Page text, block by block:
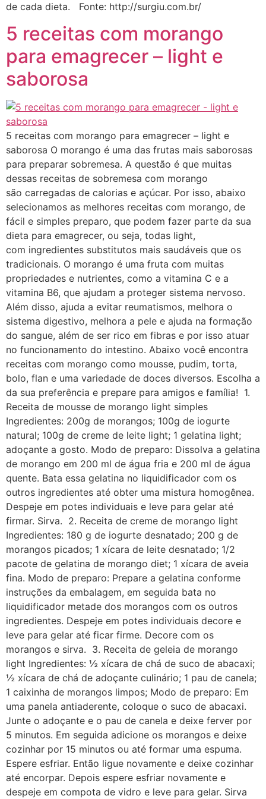
de cada dieta. Fonte: http://surgiu.com.br/
5 receitas com morango
para emagrecer – light e
saborosa
5 receitas com morango para emagrecer – light e
saborosa O morango é uma das frutas mais saborosas
para preparar sobremesa. A questão é que muitas
dessas receitas de sobremesa com morango
são carregadas de calorias e açúcar. Por isso, abaixo
selecionamos as melhores receitas com morango, de
fácil e simples preparo, que podem fazer parte da sua
dieta para emagrecer, ou seja, todas light,
com ingredientes substitutos mais saudáveis que os
tradicionais. O morango é uma fruta com muitas
propriedades e nutrientes, como a vitamina C e a
vitamina B6, que ajudam a proteger sistema nervoso.
Além disso, ajuda a evitar reumatismos, melhora o
sistema digestivo, melhora a pele e ajuda na formação
do sangue, além de ser rico em fibras e por isso atuar
no funcionamento do intestino. Abaixo você encontra
receitas com morango como mousse, pudim, torta,
bolo, flan e uma variedade de doces diversos. Escolha a
da sua preferência e prepare para amigos e família! 1.
Receita de mousse de morango light simples
Ingredientes: 200g de morangos; 100g de iogurte
natural; 100g de creme de leite light; 1 gelatina light;
adoçante a gosto. Modo de preparo: Dissolva a gelatina
de morango em 200 ml de água fria e 200 ml de água
quente. Bata essa gelatina no liquidificador com os
outros ingredientes até obter uma mistura homogênea.
Despeje em potes individuais e leve para gelar até
firmar. Sirva. 2. Receita de creme de morango light
Ingredientes: 180 g de iogurte desnatado; 200 g de
morangos picados; 1 xícara de leite desnatado; 1/2
pacote de gelatina de morango diet; 1 xícara de aveia
fina. Modo de preparo: Prepare a gelatina conforme
instruções da embalagem, em seguida bata no
liquidificador metade dos morangos com os outros
ingredientes. Despeje em potes individuais decore e
leve para gelar até ficar firme. Decore com os
morangos e sirva. 3. Receita de geleia de morango
light Ingredientes: ½ xícara de chá de suco de abacaxi;
½ xícara de chá de adoçante culinário; 1 pau de canela;
1 caixinha de morangos limpos; Modo de preparo: Em
uma panela antiaderente, coloque o suco de abacaxi.
Junte o adoçante e o pau de canela e deixe ferver por
5 minutos. Em seguida adicione os morangos e deixe
cozinhar por 15 minutos ou até formar uma espuma.
Espere esfriar. Então ligue novamente e deixe cozinhar
até encorpar. Depois espere esfriar novamente e
despeje em compota de vidro e leve para gelar. Sirva